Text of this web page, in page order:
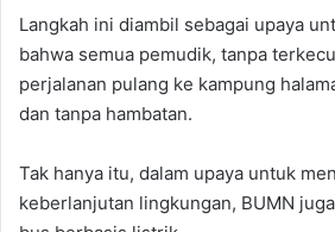
Langkah ini diambil sebagai upaya
bahwa semua pemudik, tanpa
perjalanan pulang ke kampung
dan tanpa hambatan.
Tak hanya itu, dalam upaya untuk
keberlanjutan lingkungan, BUMN